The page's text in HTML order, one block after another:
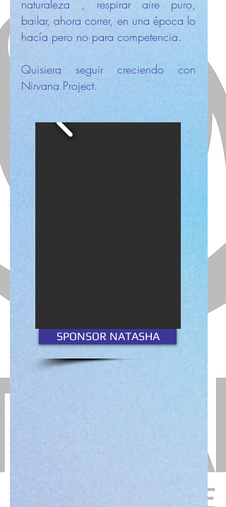
naturaleza , respirar aire puro,
bailar, ahora correr, en una época lo
hacía pero no para competencia.
Quisiera seguir creciendo con
Nirvana Project.
SPONSOR NATASHA